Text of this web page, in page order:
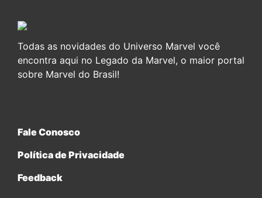
Todas as novidades do Universo Marvel você
encontra aqui no Legado da Marvel, o maior portal
sobre Marvel do Brasil!
Fale Conosco
Política de Privacidade
Feedback